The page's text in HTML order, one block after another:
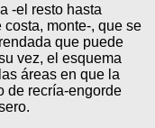
-el resto hasta
monte-, que se
que puede
vez, el esquema
áreas en que la
de recría-engorde